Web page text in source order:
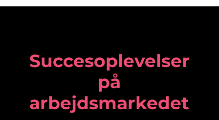
Succesoplevelser
på
arbejdsmarkedet